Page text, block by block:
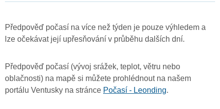
Předpověď počasí na více než týden je pouze výhledem a
lze očekávat její upřesňování v průběhu dalších dní.
Předpověď počasí (vývoj srážek, teplot, větru nebo
oblačnosti) na mapě si můžete prohlédnout na našem
portálu Ventusky na stránce Počasí - Leonding.